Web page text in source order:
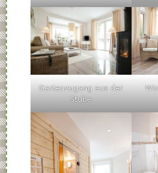
Gartenzugang aus der
Stube